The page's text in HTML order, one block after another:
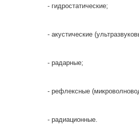
- гидростатические;
- акустические
- радарные;
- рефлексные
- радиационные.